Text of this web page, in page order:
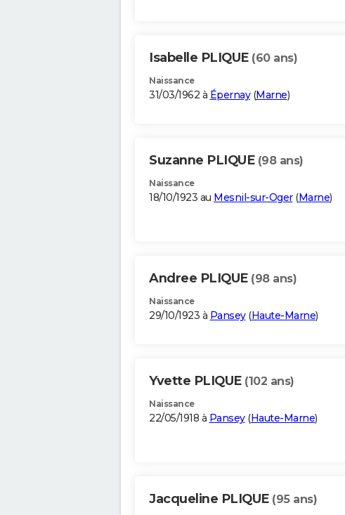
Isabelle PLIQUE (60 ans)
Naissance
31/03/1962 à Épernay(Marne)
Suzanne PLIQUE (98 ans)
Naissance
18/10/1923 au Mesnil-sur-Oger(Marne)
Andree PLIQUE (98 ans)
Naissance
29/10/1923 à Pansey(Haute-Marne)
Yvette PLIQUE (102 ans)
Naissance
22/05/1918 à Pansey(Haute-Marne)
Jacqueline PLIQUE (95 ans)